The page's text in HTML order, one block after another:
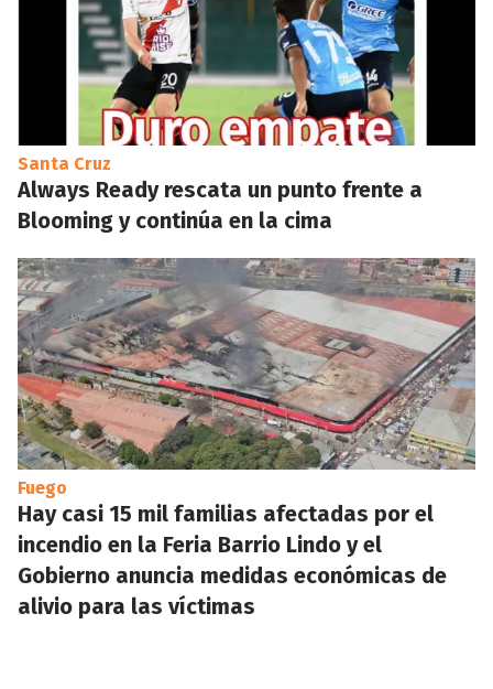
Santa Cruz
Always Ready rescata un punto frente a
Blooming y continúa en la cima
Fuego
Hay casi 15 mil familias afectadas por el
incendio en la Feria Barrio Lindo y el
Gobierno anuncia medidas económicas de
alivio para las víctimas